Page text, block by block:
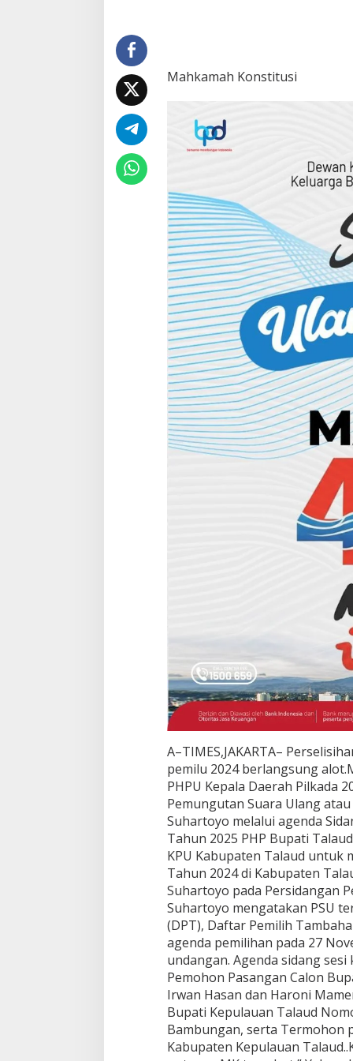
Mahkamah Konstitusi
A–TIMES,JAKARTA–
pemilu 2024 berlangsung
PHPU Kepala Daerah Pilkada
Pemungutan Suara Ulang
Suhartoyo melalui agenda
Tahun 2025 PHP Bupati
KPU Kabupaten Talaud untuk
Tahun 2024 di Kabupaten
Suhartoyo pada Persidangan
Suhartoyo mengatakan PSU
(DPT), Daftar Pemilih
agenda pemilihan pada 27
undangan. Agenda sidang
Pemohon Pasangan Calon
Irwan Hasan dan Haroni
Bupati Kepulauan Talaud
Bambungan, serta Termohon
Kabupaten Kepulauan